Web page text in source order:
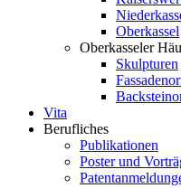
Oberkassel
Oberkasseler
Skulpturen
Vita
Berufliches
Publikationen
Poster und